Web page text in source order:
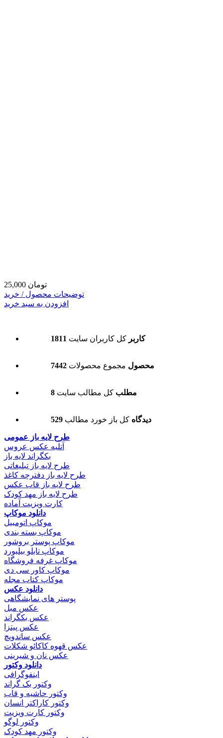
25,000 تومان
توضیحات محصول / خرید
افزودن به سبد خرید
1811 کاربر کل کاربران سایت
7442 محصول مجموع محصولات
8 مطلب کل مطالب سایت
529 دیدگاه کل باز خورد مطالب
طرح لایه باز عمومی
آتلیه عکس عروس
بکگراند لایه باز
طرح لایه باز تبلیغاتی
طرح لایه باز دفترچه کاغذ
طرح لایه باز قاب عکس
طرح لایه باز مهد کودک
کارت ویزیت آماده
دانلود موکاپ
موکاپ اتومبیل
موکاپ بسته بندی
موکاپ پوستر بروشور
موکاپ تابلو بیلبورد
موکاپ غرفه فروشگاه
موکاپ کاور سی دی
موکاپ کتاب مجله
دانلود عکس
پوستر های نمایشگاهی
عکس مبل
عکس بکگراند
عکس پیتزا
عکس ساندویچ
عکس قهوه کاکائو شکلات
عکس نان و شیرینی
دانلود وکتور
اینفوگرافی
وکتور بک گراند
وکتور حاشیه و قاب
وکتور کاراکتر انسان
وکتور کارت ویزیت
وکتور لوگو
وکتور مهد کودک